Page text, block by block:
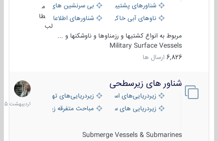
شناورهای پشتیبانی
بی سرنشین های دریایی
ناوهای آبی خاکی و نیروبرشناورهای اطلاعاتی و جاسوسی
طا
لب
مربوط به انواع کشتیها و رزمناوها و ناوشکنها و ...
Military Surface Vessels
6,826 ارسال ها
شناور های زیرسطحی
زیردریایی‌های استراتژیکزیردریایی‌های تهاجمی
زیردریایی های سبک
مباحث متفرقه زیرسطحی
Submerge Vessels & Submarines
31
1405